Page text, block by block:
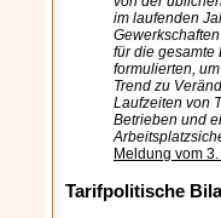
im laufenden
für die gesamte
formulierten,
Trend zu
Laufzeiten von
Betrieben und
Meldung vom
Tarifpolitische